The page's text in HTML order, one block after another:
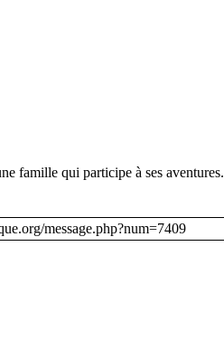
famille qui participe à ses aventures.
message.php?num=7409